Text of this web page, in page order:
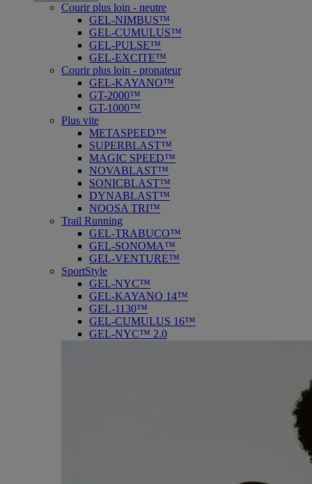
Courir plus loin - neutre
GEL-NIMBUS™
GEL-CUMULUS™
GEL-PULSE™
GEL-EXCITE™
Courir plus loin - pronateur
GEL-KAYANO™
GT-2000™
GT-1000™
Plus vite
METASPEED™
SUPERBLAST™
MAGIC SPEED™
NOVABLAST™
SONICBLAST™
DYNABLAST™
NOOSA TRI™
Trail Running
GEL-TRABUCO™
GEL-SONOMA™
GEL-VENTURE™
SportStyle
GEL-NYC™
GEL-KAYANO 14™
GEL-1130™
GEL-CUMULUS 16™
GEL-NYC™ 2.0